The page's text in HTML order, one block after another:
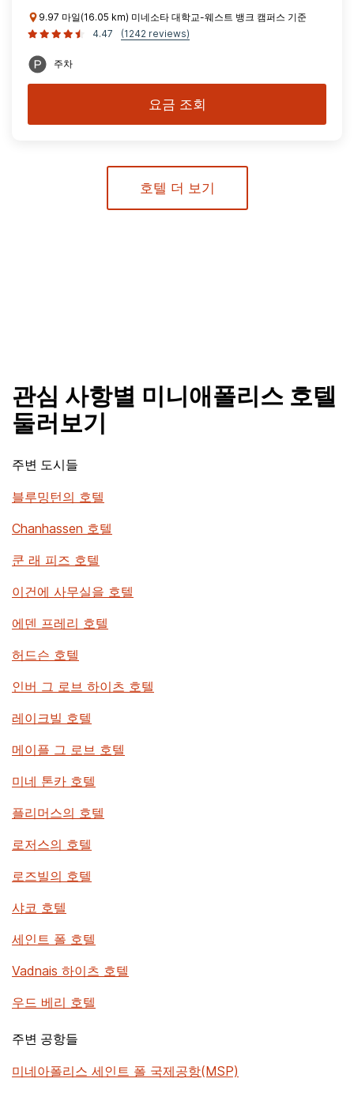
9.97 마일(16.05 km) 미네소타 대학교-웨스트 뱅크 캠퍼스 기준
4.47
(1242 reviews)
주차
요금 조회
호텔 더 보기
관심 사항별 미니애폴리스 호텔
둘러보기
주변 도시들
블루밍턴의 호텔
Chanhassen 호텔
쿤 래 피즈 호텔
이건에 사무실을 호텔
에덴 프레리 호텔
허드슨 호텔
인버 그 로브 하이츠 호텔
레이크빌 호텔
메이플 그 로브 호텔
미네 톤카 호텔
플리머스의 호텔
로저스의 호텔
로즈빌의 호텔
샤코 호텔
세인트 폴 호텔
Vadnais 하이츠 호텔
우드 베리 호텔
주변 공항들
미네아폴리스 세인트 폴 국제공항(MSP)